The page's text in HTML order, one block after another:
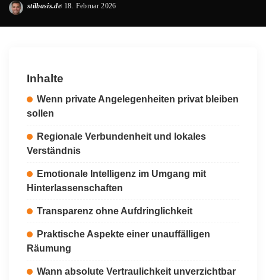
Posted
stilbasis.de 18. Februar 2026
Inhalte
Wenn private Angelegenheiten privat bleiben
sollen
Regionale Verbundenheit und lokales
Verständnis
Emotionale Intelligenz im Umgang mit
Hinterlassenschaften
Transparenz ohne Aufdringlichkeit
Praktische Aspekte einer unauffälligen
Räumung
Wann absolute Vertraulichkeit unverzichtbar